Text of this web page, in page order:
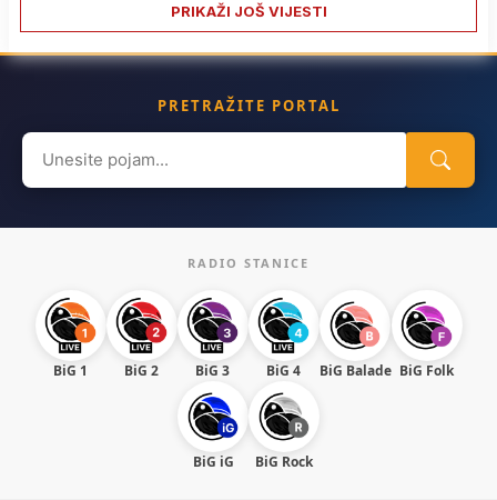
PRIKAŽI JOŠ VIJESTI
PRETRAŽITE PORTAL
Search
for:
RADIO STANICE
BiG 1 BiG 2 BiG 3 BiG 4 BiG Balade BiG Folk
BiG iG BiG Rock